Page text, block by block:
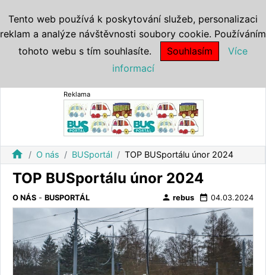
Reklama
home O nás BUSportál TOP BUSportálu únor 2024
TOP BUSportálu únor 2024
O NÁS - BUSPORTÁL person rebus date_range 04.03.2024
Tento web používá k poskytování služeb, personalizaci
reklam a analýze návštěvnosti soubory cookie. Používáním
tohoto webu s tím souhlasíte.
Souhlasím
Více
informací